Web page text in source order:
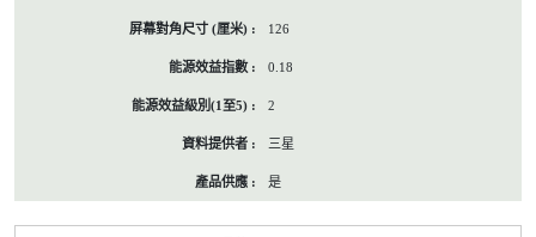
126
0.18
2
三星
是